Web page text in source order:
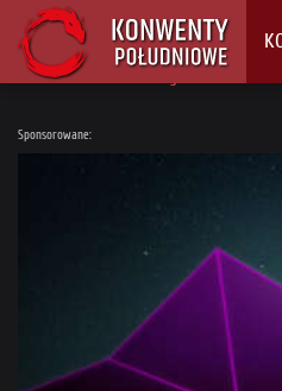
Główna
Sponsorowane: